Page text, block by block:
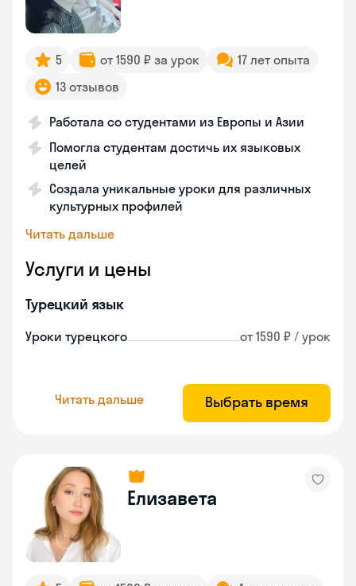
5 от 1590 ₽ за урок
17 лет опыта
13 отзывов
Работала со студентами из Европы и Азии
Помогла студентам достичь их языковых
целей
Создала уникальные уроки для различных
культурных профилей
Читать дальше
Услуги и цены
Турецкий язык
Уроки турецкого от 1590 ₽ / урок
Читать дальше Выбрать время
Елизавета